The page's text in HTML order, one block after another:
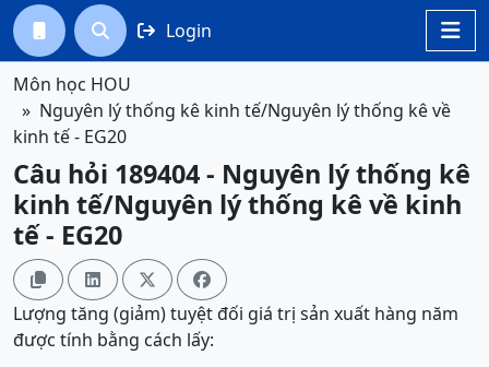

  Login
Môn học HOU
Nguyên lý thống kê kinh tế/Nguyên lý thống kê về
kinh tế - EG20
Câu hỏi 189404 - Nguyên lý thống kê
kinh tế/Nguyên lý thống kê về kinh
tế - EG20
   
Lượng tăng (giảm) tuyệt đối giá trị sản xuất hàng năm
được tính bằng cách lấy: